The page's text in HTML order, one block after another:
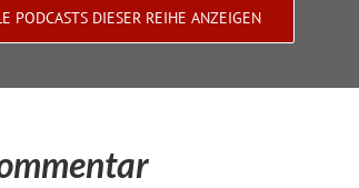
PODCASTS DIESER REIHE ANZEIGEN